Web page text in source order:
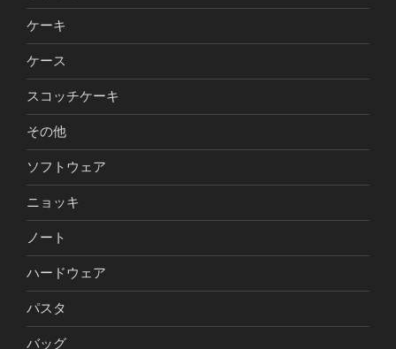
ケーキ
ケース
スコッチケーキ
その他
ソフトウェア
ニョッキ
ノート
ハードウェア
パスタ
バッグ